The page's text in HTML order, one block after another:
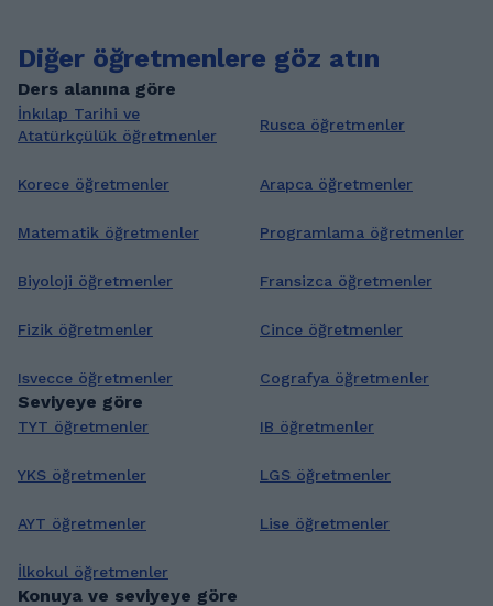
Diğer öğretmenlere göz atın
Ders alanına göre
İnkılap Tarihi ve
Atatürkçülük öğretmenler
Rusca öğretmenler
Korece öğretmenler Arapca öğretmenler
Matematik öğretmenler Programlama öğretmenler
Biyoloji öğretmenler Fransizca öğretmenler
Fizik öğretmenler Cince öğretmenler
Isvecce öğretmenler Cografya öğretmenler
Seviyeye göre
TYT öğretmenler IB öğretmenler
YKS öğretmenler LGS öğretmenler
AYT öğretmenler Lise öğretmenler
İlkokul öğretmenler
Konuya ve seviyeye göre